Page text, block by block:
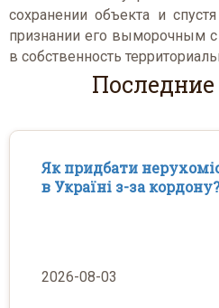
сохранении объекта и
признании его выморочным
в собственность
Як придбати
в Україні з-за
2026-08-03